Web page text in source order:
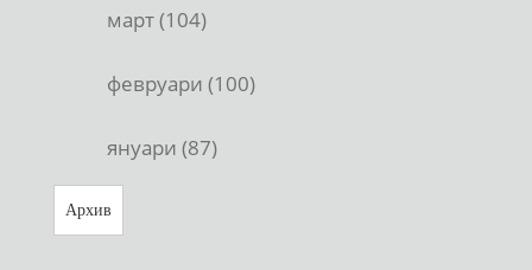
март (104)
февруари (100)
януари (87)
Архив